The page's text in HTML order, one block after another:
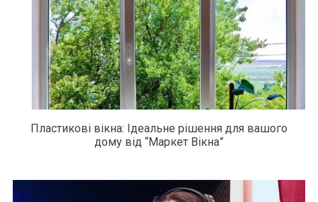
Пластикові вікна: Ідеальне рішення для вашого
дому від “Маркет Вікна”